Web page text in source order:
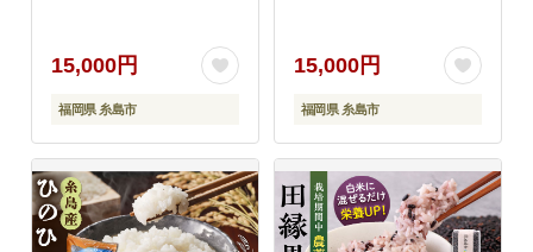
[AVC057]
15,000円
福岡県 糸島市
15,000円
福岡県 糸島市